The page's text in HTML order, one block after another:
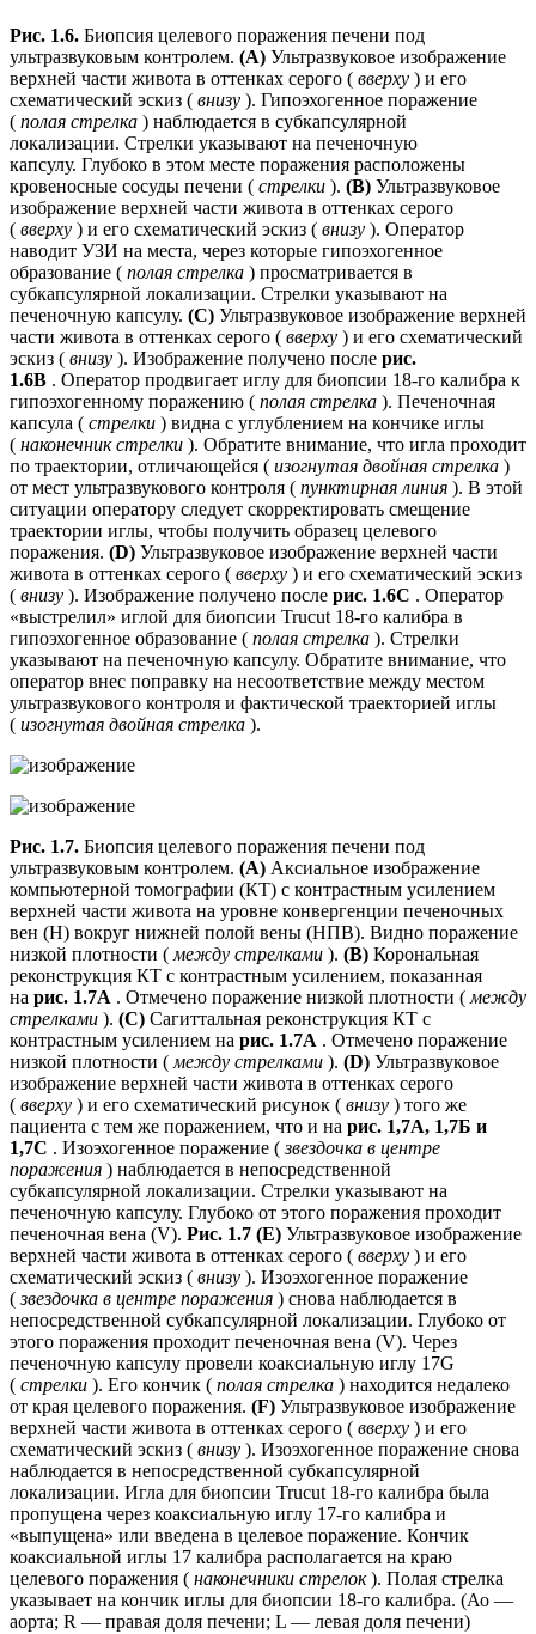
Рис. 1.6. Биопсия целевого поражения печени под
ультразвуковым контролем. (А) Ультразвуковое изображение
верхней части живота в оттенках серого ( вверху ) и его
схематический эскиз ( внизу ). Гипоэхогенное поражение
( полая стрелка ) наблюдается в субкапсулярной
локализации. Стрелки указывают на печеночную
капсулу. Глубоко в этом месте поражения расположены
кровеносные сосуды печени ( стрелки ). (B) Ультразвуковое
изображение верхней части живота в оттенках серого
( вверху ) и его схематический эскиз ( внизу ). Оператор
наводит УЗИ на места, через которые гипоэхогенное
образование ( полая стрелка ) просматривается в
субкапсулярной локализации. Стрелки указывают на
печеночную капсулу. (C) Ультразвуковое изображение верхней
части живота в оттенках серого ( вверху ) и его схематический
эскиз ( внизу ). Изображение получено после рис.
1.6B . Оператор продвигает иглу для биопсии 18-го калибра к
гипоэхогенному поражению ( полая стрелка ). Печеночная
капсула ( стрелки ) видна с углублением на кончике иглы
( наконечник стрелки ). Обратите внимание, что игла проходит
по траектории, отличающейся ( изогнутая двойная стрелка )
от мест ультразвукового контроля ( пунктирная линия ). В этой
ситуации оператору следует скорректировать смещение
траектории иглы, чтобы получить образец целевого
поражения. (D) Ультразвуковое изображение верхней части
живота в оттенках серого ( вверху ) и его схематический эскиз
( внизу ). Изображение получено после рис. 1.6C . Оператор
«выстрелил» иглой для биопсии Trucut 18-го калибра в
гипоэхогенное образование ( полая стрелка ). Стрелки
указывают на печеночную капсулу. Обратите внимание, что
оператор внес поправку на несоответствие между местом
ультразвукового контроля и фактической траекторией иглы
( изогнутая двойная стрелка ).
Рис. 1.7. Биопсия целевого поражения печени под
ультразвуковым контролем. (A) Аксиальное изображение
компьютерной томографии (КТ) с контрастным усилением
верхней части живота на уровне конвергенции печеночных
вен (H) вокруг нижней полой вены (НПВ). Видно поражение
низкой плотности ( между стрелками ). (B) Корональная
реконструкция КТ с контрастным усилением, показанная
на рис. 1.7A . Отмечено поражение низкой плотности ( между
стрелками ). (C) Сагиттальная реконструкция КТ с
контрастным усилением на рис. 1.7A . Отмечено поражение
низкой плотности ( между стрелками ). (D) Ультразвуковое
изображение верхней части живота в оттенках серого
( вверху ) и его схематический рисунок ( внизу ) того же
пациента с тем же поражением, что и на рис. 1,7А, 1,7Б и
1,7С . Изоэхогенное поражение (звездочка в центре
поражения ) наблюдается в непосредственной
субкапсулярной локализации. Стрелки указывают на
печеночную капсулу. Глубоко от этого поражения проходит
печеночная вена (V). Рис. 1.7 (E) Ультразвуковое изображение
верхней части живота в оттенках серого ( вверху ) и его
схематический эскиз ( внизу ). Изоэхогенное поражение
(звездочка в центре поражения ) снова наблюдается в
непосредственной субкапсулярной локализации. Глубоко от
этого поражения проходит печеночная вена (V). Через
печеночную капсулу провели коаксиальную иглу 17G
( стрелки ). Его кончик ( полая стрелка ) находится недалеко
от края целевого поражения. (F) Ультразвуковое изображение
верхней части живота в оттенках серого ( вверху ) и его
схематический эскиз ( внизу ). Изоэхогенное поражение снова
наблюдается в непосредственной субкапсулярной
локализации. Игла для биопсии Trucut 18-го калибра была
пропущена через коаксиальную иглу 17-го калибра и
«выпущена» или введена в целевое поражение. Кончик
коаксиальной иглы 17 калибра располагается на краю
целевого поражения ( наконечники стрелок). Полая стрелка
указывает на кончик иглы для биопсии 18-го калибра. (Ао —
аорта; R — правая доля печени; L — левая доля печени)